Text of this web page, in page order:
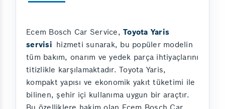
Ecem Bosch Car Service, Toyota Yaris
servisi hizmeti sunarak, bu popüler modelin
tüm bakım, onarım ve yedek parça ihtiyaçlarını
titizlikle karşılamaktadır. Toyota Yaris,
kompakt yapısı ve ekonomik yakıt tüketimi ile
bilinen, şehir içi kullanıma uygun bir araçtır.